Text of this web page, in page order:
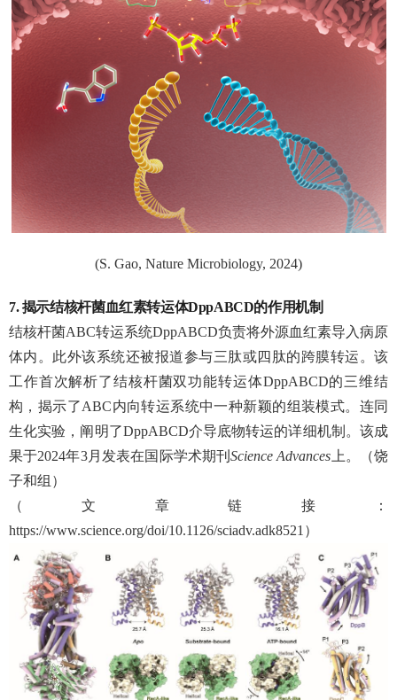
(S. Gao, Nature Microbiology, 2024)
7.揭示结核杆菌血红素转运体DppABCD的作用机制
结核杆菌ABC转运系统DppABCD负责将外源血红素导入病原
体内。此外该系统还被报道参与三肽或四肽的跨膜转运。该
工作首次解析了结核杆菌双功能转运体DppABCD的三维结
构，揭示了ABC内向转运系统中一种新颖的组装模式。连同
生化实验，阐明了DppABCD介导底物转运的详细机制。该成
果于2024年3月发表在国际学术期刊Science Advances 上。（饶
子和组）
（文章链接：
https://www.science.org/doi/10.1126/sciadv.adk8521 ）